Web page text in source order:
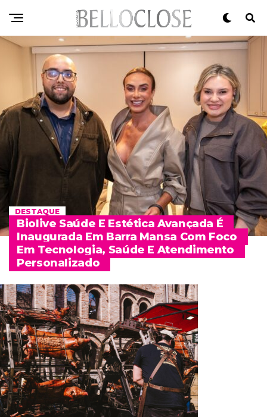
DESTAQUE
Biolive Saúde E Estética Avançada É
Inaugurada Em Barra Mansa Com Foco
Em Tecnologia, Saúde E Atendimento
Personalizado